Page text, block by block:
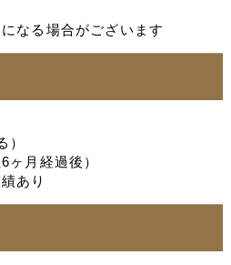
なる場合がございます
）
ヶ月経過後）
あり